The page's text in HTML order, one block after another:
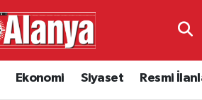
Ekonomi Siyaset Resmi